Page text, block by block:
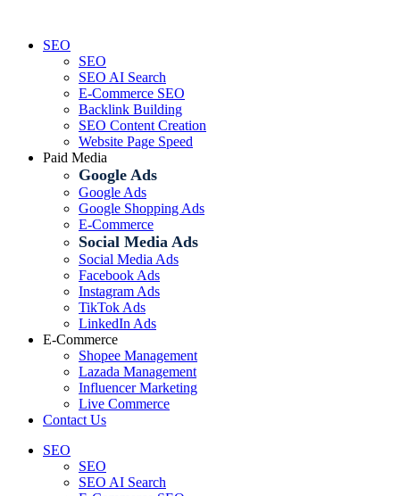
contentSEO
SEO
SEO AI Search
E-Commerce SEO
Backlink Building
SEO Content Creation
Website Page Speed
Paid Media
Google Ads
Google Ads
Google Shopping Ads
E-Commerce
Social Media Ads
Social Media Ads
Facebook Ads
Instagram Ads
TikTok Ads
LinkedIn Ads
E-Commerce
Shopee Management
Lazada Management
Influencer Marketing
Live Commerce
Contact Us
SEO
SEO
SEO AI Search